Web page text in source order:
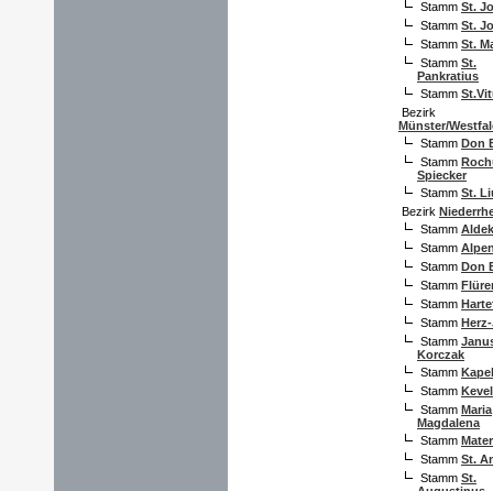
Stamm St.
Stamm St.
Stamm St.
Stamm St.
Pankratius
Stamm
Bezirk
Münster/
Stamm Don
Stamm
Spiecker
Stamm St.
Bezirk
Stamm
Stamm
Stamm Don
Stamm
Stamm
Stamm
Stamm
Korczak
Stamm
Stamm
Stamm Maria
Magdalena
Stamm
Stamm St.
Stamm St.